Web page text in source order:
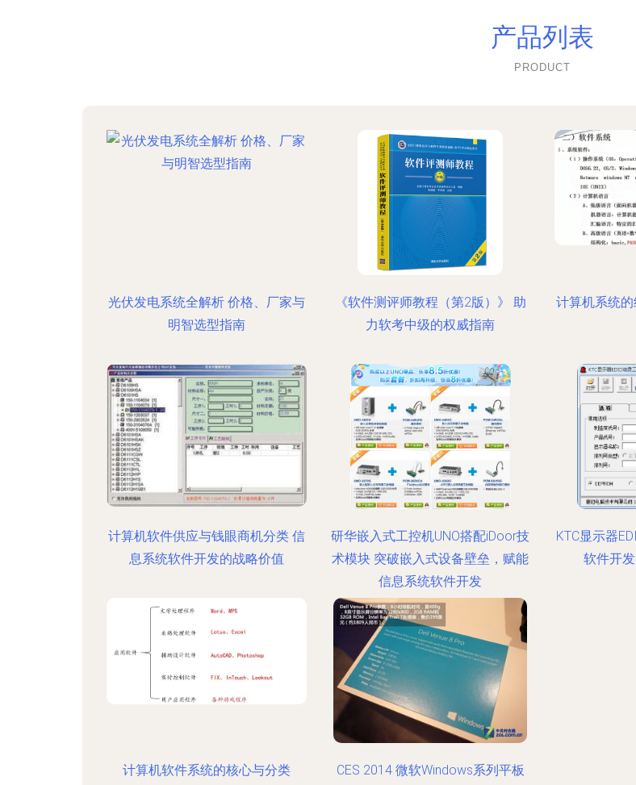
产品列表
PRODUCT
光伏发电系统全解析 价格、厂家与
明智选型指南
《软件测评师教程（第2版）》 助
力软考中级的权威指南
计算机系统
计算机软件供应与钱眼商机分类 信
息系统软件开发的战略价值
研华嵌入式工控机UNO搭配iDoor技
术模块 突破嵌入式设备壁垒，赋能
信息系统软件开发
KTC显示器
软件开
计算机软件系统的核心与分类 CES 2014 微软Windows系列平板